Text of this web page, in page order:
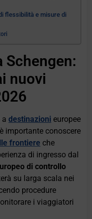
flessibilità e misure di
Schengen:
nuovi
adestinazioni europee
importante conoscere
frontiere che
di ingresso dal
di controllo
su larga scala nei
procedure
i viaggiatori